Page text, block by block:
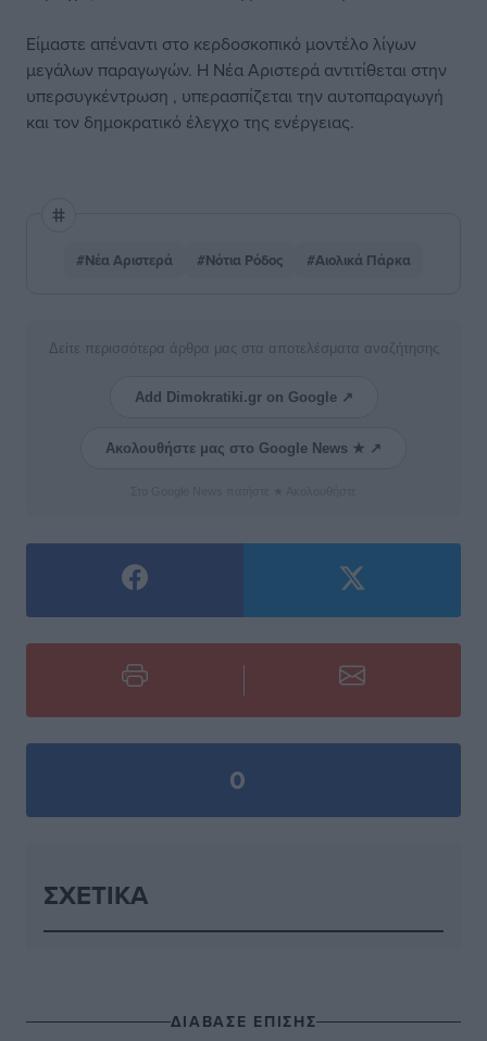
Είμαστε απέναντι στο κερδοσκοπικό μοντέλο λίγων
μεγάλων παραγωγών. Η Νέα Αριστερά αντιτίθεται στην
υπερσυγκέντρωση , υπερασπίζεται την αυτοπαραγωγή
και τον δημοκρατικό έλεγχο της ενέργειας.
#Νέα Αριστερά #Νότια Ρόδος #Αιολικά Πάρκα
Δείτε περισσότερα άρθρα μας στα αποτελέσματα αναζήτησης
Add Dimokratiki.gr on Google ↗
Ακολουθήστε μας στο Google News ★ ↗
0
ΣΧΕΤΙΚΆ
ΔΙΑΒΑΣΕ ΕΠΙΣΗΣ